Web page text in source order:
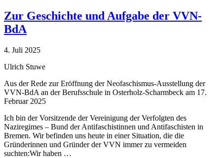
Zur Geschichte und Aufgabe der VVN-
BdA
4. Juli 2025
Ulrich Stuwe
Aus der Rede zur Eröffnung der Neofaschismus-Ausstellung der
VVN-BdA an der Berufsschule in Osterholz-Scharmbeck am 17.
Februar 2025
Ich bin der Vorsitzende der Vereinigung der Verfolgten des
Naziregimes – Bund der Antifaschistinnen und Antifaschisten in
Bremen. Wir befinden uns heute in einer Situation, die die
Gründerinnen und Gründer der VVN immer zu vermeiden
suchten:Wir haben …